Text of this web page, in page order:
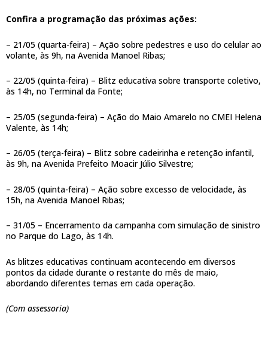
Confira a programação das próximas ações:
– 21/05 (quarta-feira) – Ação sobre pedestres e uso do celular ao
volante, às 9h, na Avenida Manoel Ribas;
– 22/05 (quinta-feira) – Blitz educativa sobre transporte coletivo,
às 14h, no Terminal da Fonte;
– 25/05 (segunda-feira) – Ação do Maio Amarelo no CMEI Helena
Valente, às 14h;
– 26/05 (terça-feira) – Blitz sobre cadeirinha e retenção infantil,
às 9h, na Avenida Prefeito Moacir Júlio Silvestre;
– 28/05 (quinta-feira) – Ação sobre excesso de velocidade, às
15h, na Avenida Manoel Ribas;
– 31/05 – Encerramento da campanha com simulação de sinistro
no Parque do Lago, às 14h.
As blitzes educativas continuam acontecendo em diversos
pontos da cidade durante o restante do mês de maio,
abordando diferentes temas em cada operação.
(Com assessoria)